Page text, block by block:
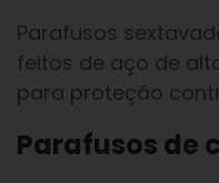
Parafusos
feitos de aço de
para proteção
Parafusos de